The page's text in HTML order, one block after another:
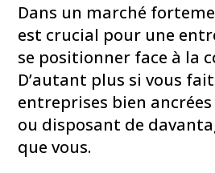
Dans un marché
est crucial pour une
se positionner face à la
D’autant plus si vous
entreprises bien
ou disposant de
que vous.